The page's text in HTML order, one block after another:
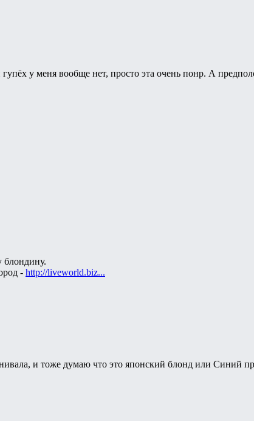
у меня вообще нет, просто эта очень понр. А
блондину.
- http://liveworld.biz...
и тоже думаю что это японский блонд или Синий